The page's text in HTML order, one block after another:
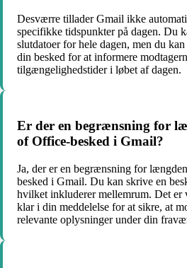
Desværre tillader Gmail ikke
specifikke tidspunkter på dagen. Du
slutdatoer for hele dagen, men du
din besked for at informere
tilgængelighedstider i løbet af dagen.
Er der en begrænsning for
of Office-besked i Gmail?
Ja, der er en begrænsning for
besked i Gmail. Du kan skrive en
hvilket inkluderer mellemrum. Det
klar i din meddelelse for at sikre, at
relevante oplysninger under din